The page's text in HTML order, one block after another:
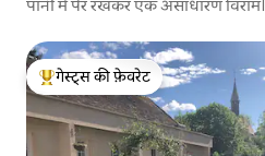
पानी में पैर रखकर एक असाधारण विराम।
गेस्ट्स का टॉप फ़ेवरेट
गेस्ट्स की फ़ेवरेट